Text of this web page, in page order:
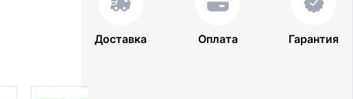
Доставка Оплата Гарантия